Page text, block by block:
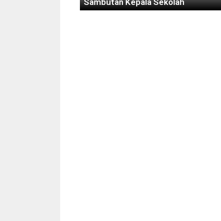
Sambutan Kepala Sekolah